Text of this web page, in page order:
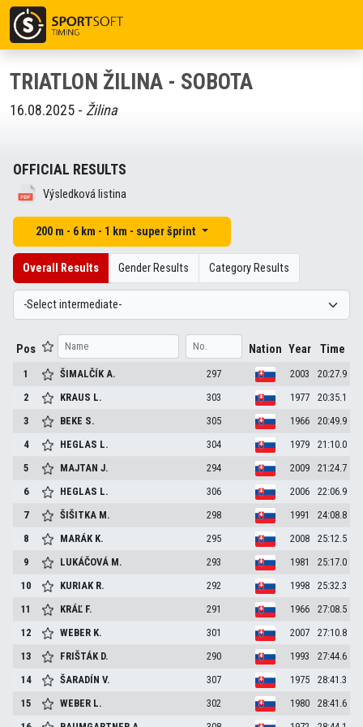
TRIATLON ŽILINA - SOBOTA
16.08.2025 - Žilina
OFFICIAL RESULTS
Výsledková listina
200 m - 6 km - 1 km - super šprint
Overall Results Gender Results Category Results
Pos Nation Year Time
1 ŠIMALČÍKA. 297 2003
20:27.9
2
KRAUS L. 303 1977
20:35.1
3
BEKE S. 305 1966
20:49.9
4
HEGLAS L. 304 1979
21:10.0
5
MAJTANJ. 294 2009
21:24.7
6
HEGLAS L. 306 2006
22:06.9
7
ŠIŠITKA M. 298 1991
24:08.8
8
MARÁK K. 295 2008
25:12.5
9
LUKÁČOVÁ M. 293 1981
25:17.0
10
KURIAK R. 292 1998
25:32.3
11
KRÁĽ F. 291 1966
27:08.5
12
WEBER K. 301 2007
27:10.8
13
FRIŠTÁK D. 290 1993
27:44.6
14
ŠARADÍNV. 307 1975
28:41.3
15
WEBER L. 302 1980
28:41.6